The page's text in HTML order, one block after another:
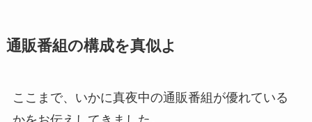
通販番組の構成を真似よ
ここまで、いかに真夜中の通販番組が優れている